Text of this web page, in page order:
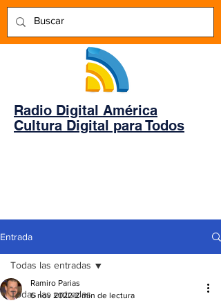
Radio Digital América
Cultura Digital para Todos
Entrada
Todas las entradas
Todas las entradas
Ramiro Parias
6 nov 2022 2 min de lectura